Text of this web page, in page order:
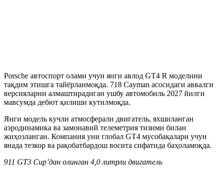
Porsche автоспорт олами учун янги авлод GT4 R моделини
тақдим этишга тайёрланмоқда. 718 Cayman асосидаги аввалги
версияларни алмаштирадиган ушбу автомобиль 2027 йилги
мавсумда дебют қилиши кутилмоқда.
Янги модель кучли атмосферали двигатель, яхшиланган
аэродинамика ва замонавий телеметрия тизими билан
жиҳозланган. Компания уни глобал GT4 мусобақалари учун
янада тезкор ва рақобатбардош восита сифатида баҳоламоқда.
911 GT3 Cup’дан олинган 4,0 литрли двигатель